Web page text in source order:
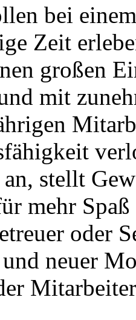
bei
Zeit
großen
mit
stellt
mehr
oder
neuer